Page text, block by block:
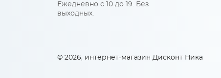
Ежедневно с 10 до 19. Без
выходных.
© 2026, интернет-магазин Дисконт Ника